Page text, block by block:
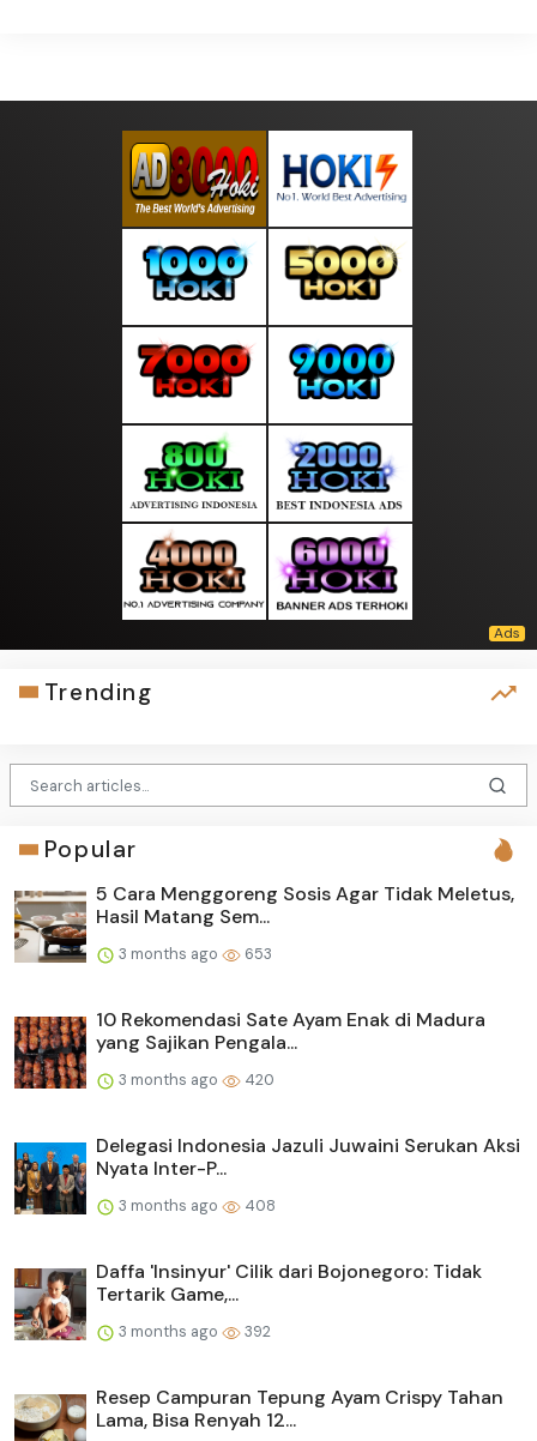
Trending
Popular
5 Cara Menggoreng Sosis Agar Tidak Meletus,
Hasil Matang Sem...
3 months ago 653
10 Rekomendasi Sate Ayam Enak di Madura
yang Sajikan Pengala...
3 months ago 420
Delegasi Indonesia Jazuli Juwaini Serukan Aksi
Nyata Inter-P...
3 months ago 408
Daffa 'Insinyur' Cilik dari Bojonegoro: Tidak
Tertarik Game,...
3 months ago 392
Resep Campuran Tepung Ayam Crispy Tahan
Lama, Bisa Renyah 12...